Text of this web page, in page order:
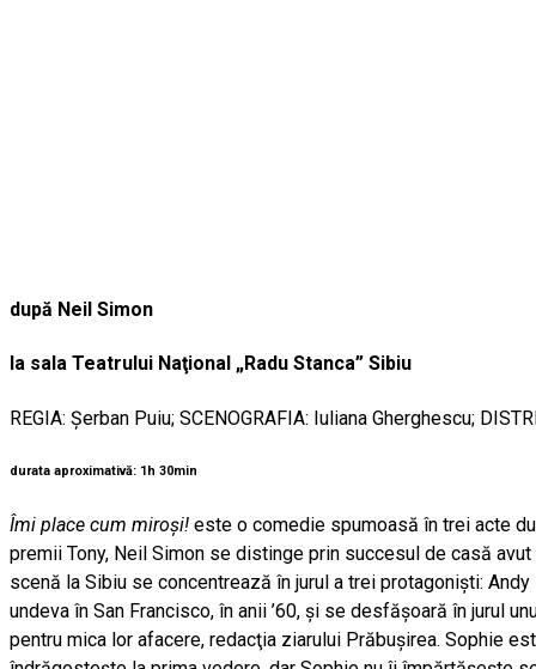
după Neil Simon
la sala Teatrului Naţional „Radu Stanca” Sibiu
REGIA: Şerban Puiu; SCENOGRAFIA: Iuliana Gherghescu;
durata aproximativă: 1h 30min
Îmi place cum miroşi! este o comedie spumoasă în trei acte
premii Tony, Neil Simon se distinge prin succesul de casă
scenă la Sibiu se concentrează în jurul a trei protagonişti:
undeva în San Francisco, în anii ’60, şi se desfăşoară în jurul
pentru mica lor afacere, redacţia ziarului Prăbuşirea. Sophie